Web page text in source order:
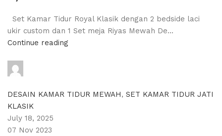
Set Kamar Tidur Royal Klasik dengan 2 bedside laci
ukir custom dan 1 Set meja Riyas Mewah De...
Continue reading
DESAIN KAMAR TIDUR MEWAH, SET KAMAR TIDUR JATI
KLASIK
July 18, 2025
07 Nov 2023